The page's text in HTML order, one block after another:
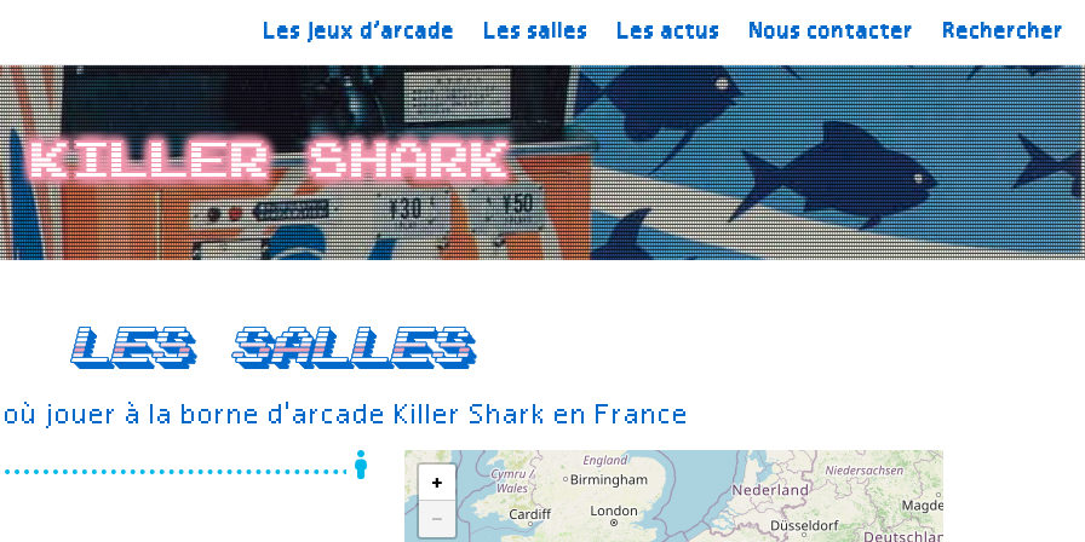
Les jeux d’arcade Les salles Les actus Nous contacter Rechercher
Killer Shark
Les salles
jouer à la borne d'arcade Killer Shark en France
+
−